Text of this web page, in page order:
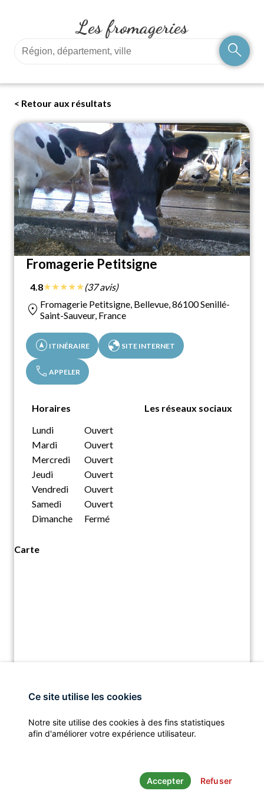
Les fromageries
search
< Retour aux résultats
Fromagerie Petitsigne
4.8★★★★★(37 avis)
location_on Fromagerie Petitsigne, Bellevue, 86100 Senillé-
Saint-Sauveur, France
assistant_navigation ITINÉRAIRE globe SITE INTERNET
call APPELER
Horaires
Lundi
Ouvert
Mardi
Ouvert
Mercredi
Ouvert
Jeudi
Ouvert
Vendredi
Ouvert
Samedi
Ouvert
Dimanche
Fermé
Les réseaux sociaux
Carte
Ce site utilise les cookies
Notre site utilise des cookies à des fins statistiques
afin d'améliorer votre expérience utilisateur.
Accepter Refuser